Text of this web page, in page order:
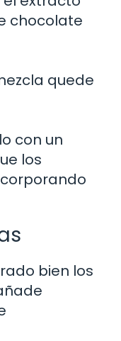
chocolate
quede
con un
los
bien los